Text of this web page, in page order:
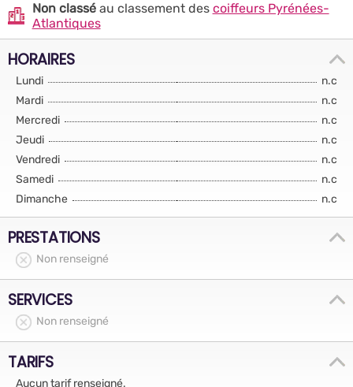
Non classéau classement des coiffeurs Pyrénées-
Atlantiques
HORAIRES
Lundi
n.c
Mardi
n.c
Mercredi
n.c
Jeudi
n.c
Vendredi
n.c
Samedi
n.c
Dimanche
n.c
PRESTATIONS
Non renseigné
SERVICES
Non renseigné
TARIFS
Aucun tarif renseigné.